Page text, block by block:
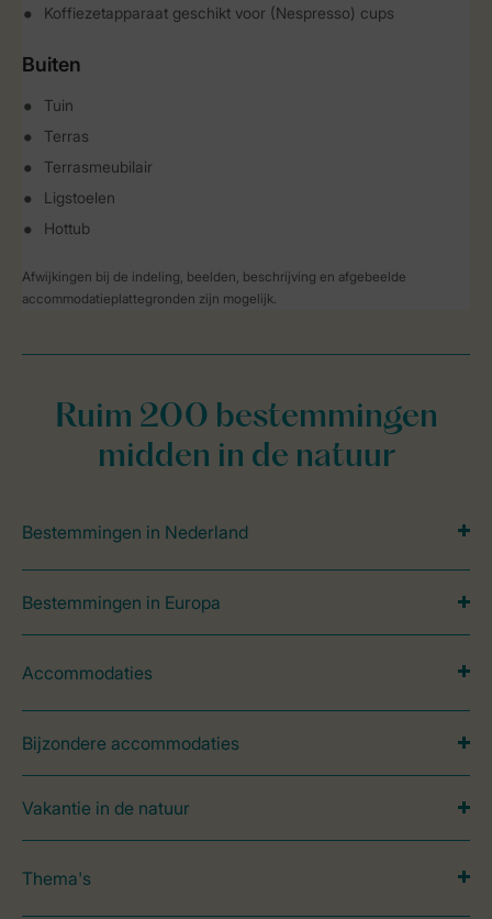
Koffiezetapparaat geschikt voor (Nespresso) cups
Buiten
Tuin
Terras
Terrasmeubilair
Ligstoelen
Hottub
Afwijkingen bij de indeling, beelden, beschrijving en afgebeelde
accommodatieplattegronden zijn mogelijk.
Ruim 200 bestemmingen
midden in de natuur
Bestemmingen in Nederland
Bestemmingen in Europa
Accommodaties
Bijzondere accommodaties
Vakantie in de natuur
Thema's